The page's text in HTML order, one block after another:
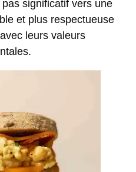
significatif vers une
et plus respectueuse
leurs valeurs